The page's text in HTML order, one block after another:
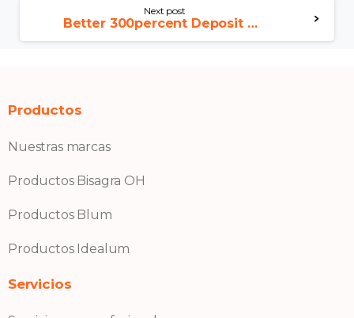
Next post
Better 300percent Deposit Added bonus Casinos on the internet
Productos
Nuestras marcas
Productos Bisagra OH
Productos Blum
Productos Idealum
Servicios